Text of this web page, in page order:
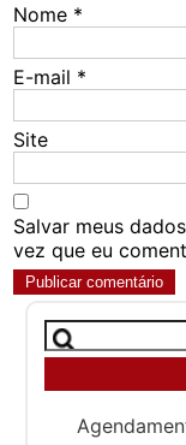
Nome *
E-mail *
Site
Salvar meus
vez que eu